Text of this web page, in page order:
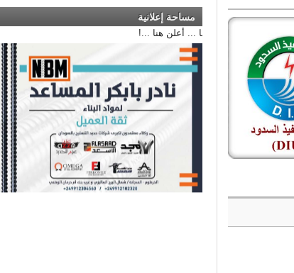
مساحة إعلانية
أعلن هنا ... أعلن هنا ... أعلن هنا ...!